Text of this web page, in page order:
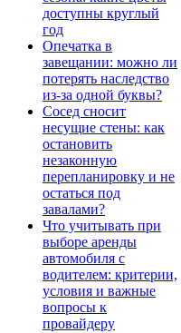
доступны круглый
год
Опечатка в
завещании: можно ли
потерять наследство
из-за одной буквы?
Сосед сносит
несущие стены: как
остановить
незаконную
перепланировку и не
остаться под
завалами?
Что учитывать при
выборе аренды
автомобиля с
водителем: критерии,
условия и важные
вопросы к
провайдеру